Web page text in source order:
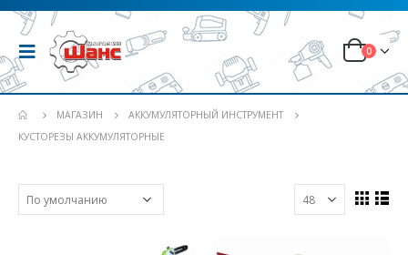
0
МАГАЗИН
АККУМУЛЯТОРНЫЙ ИНСТРУМЕНТ
КУСТОРЕЗЫ АККУМУЛЯТОРНЫЕ